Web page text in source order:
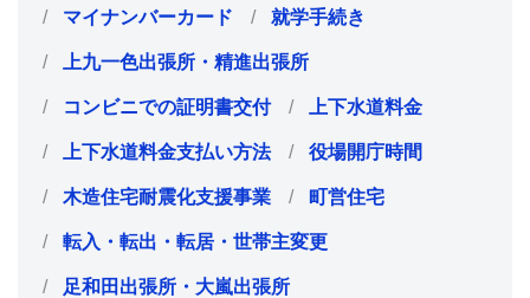
マイナンバーカード 就学手続き
上九一色出張所・精進出張所
コンビニでの証明書交付 上下水道料金
上下水道料金支払い方法 役場開庁時間
木造住宅耐震化支援事業 町営住宅
転入・転出・転居・世帯主変更
足和田出張所・大嵐出張所